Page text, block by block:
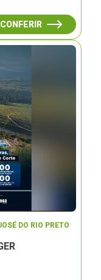
CONFERIR
DO RIO PRETO